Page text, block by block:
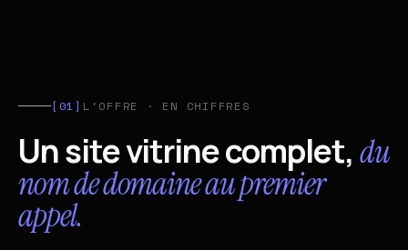
[01] L'OFFRE · EN CHIFFRES
Un site vitrine complet,du
nom de domaine au premier
appel.